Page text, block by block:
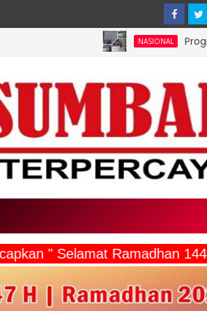
Progres
" Selamat Ramadhan